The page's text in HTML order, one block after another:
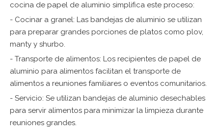
cocina de papel de aluminio simplifica este proceso:
- Cocinar a granel: Las bandejas de aluminio se utilizan
para preparar grandes porciones de platos como plov,
manty y shurbo.
- Transporte de alimentos: Los recipientes de papel de
aluminio para alimentos facilitan el transporte de
alimentos a reuniones familiares o eventos comunitarios.
- Servicio: Se utilizan bandejas de aluminio desechables
para servir alimentos para minimizar la limpieza durante
reuniones grandes.